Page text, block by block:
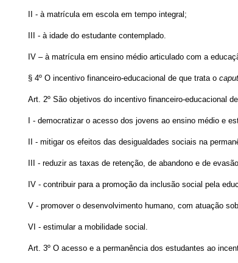
II - à matrícula em escola em tempo integral;
III - à idade do estudante contemplado.
IV – à matrícula em ensino médio articulado com a
§ 4º O incentivo financeiro-educacional de que trata o caput
Art. 2º São objetivos do incentivo financeiro-educacional
I - democratizar o acesso dos jovens ao ensino médio e
II - mitigar os efeitos das desigualdades sociais na
III - reduzir as taxas de retenção, de abandono e de
IV - contribuir para a promoção da inclusão social pela
V - promover o desenvolvimento humano, com atuação
VI - estimular a mobilidade social.
Art. 3º O acesso e a permanência dos estudantes ao